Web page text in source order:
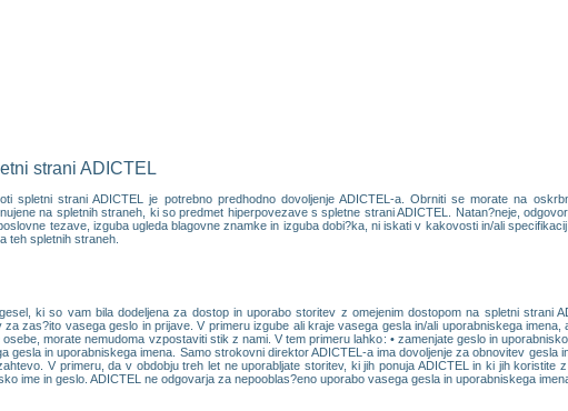
strani ADICTEL
spletni strani ADICTEL je potrebno predhodno dovoljenje ADICTEL-a. Obrniti se morate na
na spletnih straneh, ki so predmet hiperpovezave s spletne strani ADICTEL. Natan?neje,
tezave, izguba ugleda blagovne znamke in izguba dobi?ka, ni iskati v kakovosti in/ali
teh spletnih straneh.
ki so vam bila dodeljena za dostop in uporabo storitev z omejenim dostopom na spletni strani
zas?ito vasega geslo in prijave. V primeru izgube ali kraje vasega gesla in/ali uporabniskega
morate nemudoma vzpostaviti stik z nami. V tem primeru lahko: • zamenjate geslo in
gesla in uporabniskega imena. Samo strokovni direktor ADICTEL-a ima dovoljenje za obnovitev gesla
V primeru, da v obdobju treh let ne uporabljate storitev, ki jih ponuja ADICTEL in ki jih koristite
ime in geslo. ADICTEL ne odgovarja za nepooblas?eno uporabo vasega gesla in uporabniskega